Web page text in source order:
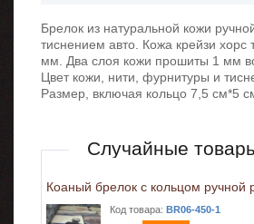
Брелок из натуральной кожи
тиснением авто. Кожа крейзи
мм. Два слоя кожи прошиты 1 мм
Цвет кожи, нити, фурнитуры и
Размер, включая кольцо 7,5 см*5
Случайные
Коаный брелок с кольцом ручной
Код товара: BR06-450-1